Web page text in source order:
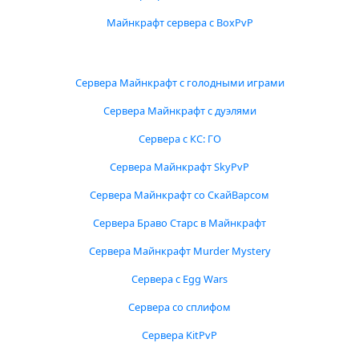
Майнкрафт сервера с BoxPvP
Сервера Майнкрафт с голодными играми
Сервера Майнкрафт с дуэлями
Сервера с КС: ГО
Сервера Майнкрафт SkyPvP
Сервера Майнкрафт со СкайВарсом
Сервера Браво Старс в Майнкрафт
Сервера Майнкрафт Murder Mystery
Сервера с Egg Wars
Сервера со сплифом
Сервера KitPvP